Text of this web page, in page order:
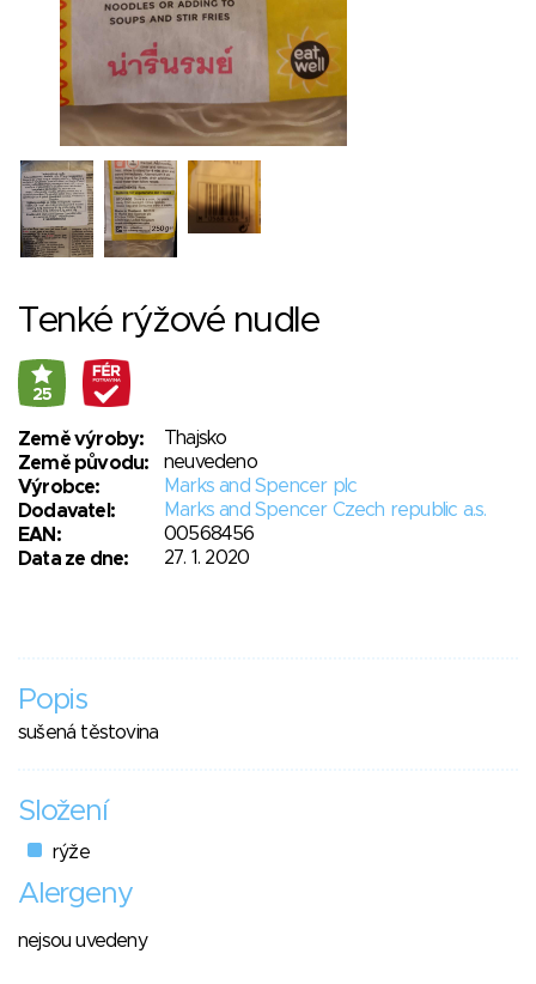
Tenké rýžové nudle
25
Země výroby:
Thajsko
Země původu:
neuvedeno
Výrobce:
Marks and Spencer plc
Dodavatel:
Marks and Spencer Czech republic a.s.
EAN:
00568456
Data ze dne:
27. 1. 2020
Popis
sušená těstovina
Složení
rýže
Alergeny
nejsou uvedeny